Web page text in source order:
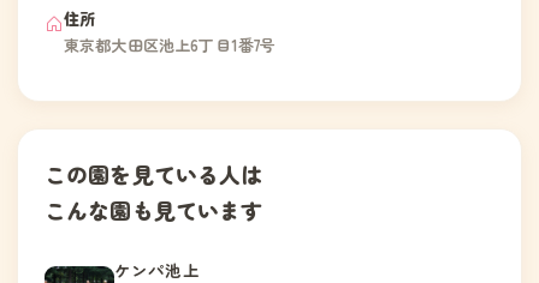
住所
東京都大田区池上6丁目1番7号
この園を見ている人は
こんな園も見ています
ケンパ池上